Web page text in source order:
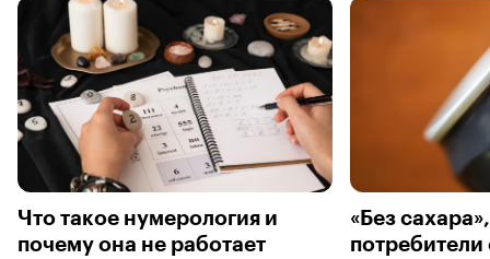
Что такое нумерология и
почему она не работает
«Без
потребители